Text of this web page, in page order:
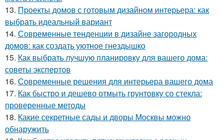
13. Проекты домов с готовым дизайном интерьера: как
выбрать идеальный вариант
14. Современные тенденции в дизайне загородных
домов: как создать уютное гнездышко
15. Как выбрать лучшую планировку для вашего дома:
советы экспертов
16. Современные решения для интерьера вашего дома
17. Как быстро и дешево отмыть грунтовку со стекла:
проверенные методы
18. Какие секретные сады и дворы Москвы можно
обнаружить